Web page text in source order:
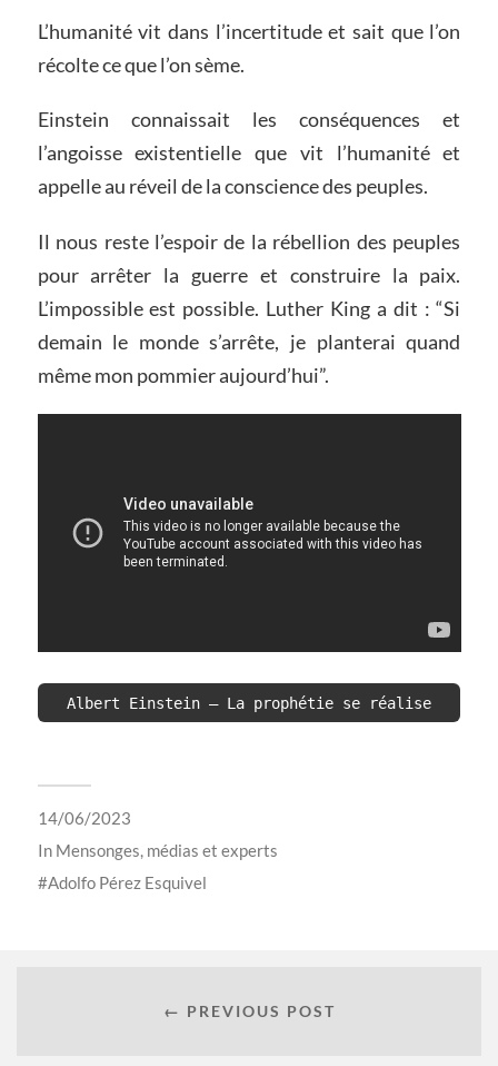
L’humanité vit dans l’incertitude et sait que l’on
récolte ce que l’on sème.
Einstein connaissait les conséquences et
l’angoisse existentielle que vit l’humanité et
appelle au réveil de la conscience des peuples.
Il nous reste l’espoir de la rébellion des peuples
pour arrêter la guerre et construire la paix.
L’impossible est possible. Luther King a dit : “Si
demain le monde s’arrête, je planterai quand
même mon pommier aujourd’hui”.
Albert Einstein – La prophétie se réalise
14/06/2023
In Mensonges, médias et experts
Adolfo Pérez Esquivel
← PREVIOUS POST